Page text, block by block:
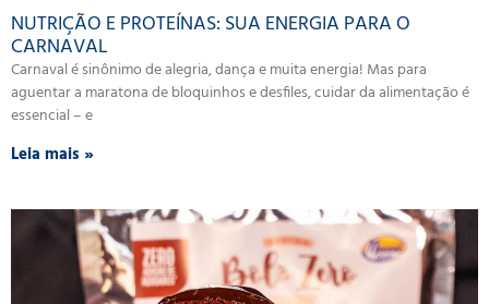
NUTRIÇÃO E PROTEÍNAS: SUA ENERGIA PARA O
CARNAVAL
Carnaval é sinônimo de alegria, dança e muita energia! Mas para
aguentar a maratona de bloquinhos e desfiles, cuidar da alimentação é
essencial – e
Leia mais »